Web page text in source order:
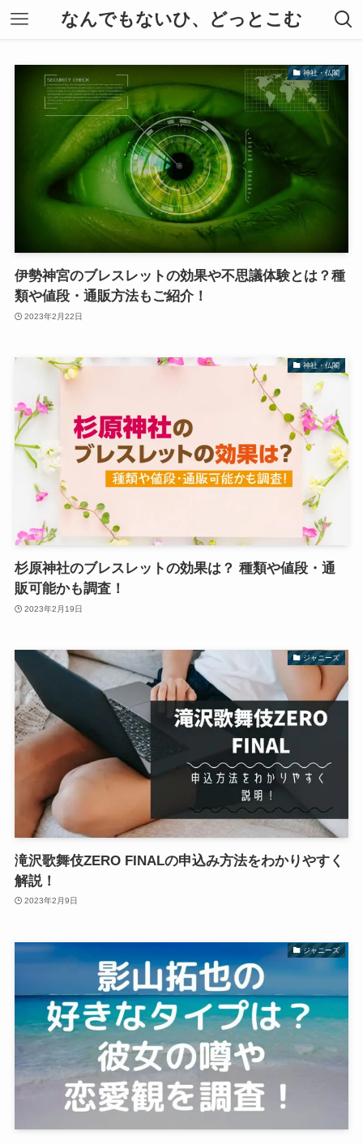
なんでもないひ、どっとこむ
神社・仏閣
伊勢神宮のブレスレットの効果や不思議体験とは？種
類や値段・通販方法もご紹介！
2023年2月22日
神社・仏閣
杉原神社のブレスレットの効果は？ 種類や値段・通
販可能かも調査！
2023年2月19日
ジャニーズ
滝沢歌舞伎ZERO FINALの申込み方法をわかりやすく
解説！
2023年2月9日
ジャニーズ